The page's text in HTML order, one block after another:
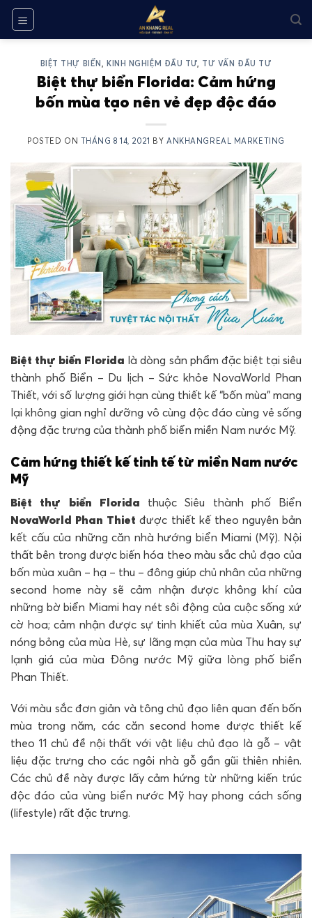
Skip
content
BIỆT THỰ BIỂN , KINH NGHIỆM ĐẦU TƯ, TƯ VẤN ĐẦU TƯ
Biệt thự biển Florida: Cảm hứng
bốn mùa tạo nên vẻ đẹp độc đáo
POSTED ON THÁNG 8 14, 2021 BYANKHANGREAL MARKETING
Biệt thự biển Florida là dòng sản phẩm đặc biệt tại siêu
thành phố Biển – Du lịch – Sức khỏe NovaWorld Phan
Thiết, với số lượng giới hạn cùng thiết kế “bốn mùa” mang
lại không gian nghỉ dưỡng vô cùng độc đáo cùng vẻ sống
động đặc trưng của thành phố biển miền Nam nước Mỹ.
Cảm hứng thiết kế tinh tế từ miền Nam nước
Mỹ
Biệt thự biển Florida thuộc Siêu thành phố Biển
NovaWorld Phan Thiet được thiết kế theo nguyên bản
kết cấu của những căn nhà hướng biển Miami (Mỹ). Nội
thất bên trong được biến hóa theo màu sắc chủ đạo của
bốn mùa xuân – hạ – thu – đông giúp chủ nhân của những
second home này sẽ cảm nhận được không khí của
những bờ biển Miami hay nét sôi động của cuộc sống xứ
cờ hoa; cảm nhận được sự tinh khiết của mùa Xuân, sự
nóng bỏng của mùa Hè, sự lãng mạn của mùa Thu hay sự
lạnh giá của mùa Đông nước Mỹ giữa lòng phố biển
Phan Thiết.
Với màu sắc đơn giản và tông chủ đạo liên quan đến bốn
mùa trong năm, các căn second home được thiết kế
theo 11 chủ đề nội thất với vật liệu chủ đạo là gỗ – vật
liệu đặc trưng cho các ngôi nhà gỗ gần gũi thiên nhiên.
Các chủ đề này được lấy cảm hứng từ những kiến trúc
độc đáo của vùng biển nước Mỹ hay phong cách sống
(lifestyle) rất đặc trưng.